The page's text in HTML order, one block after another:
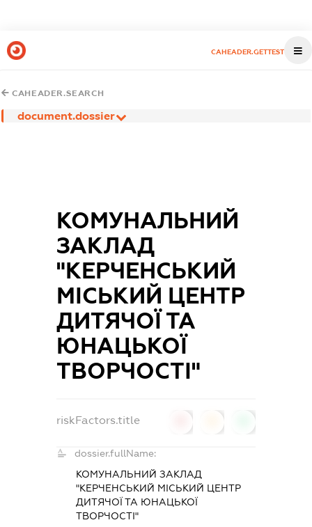
CAHEADER.GETTEST
CAHEADER.SEARCH
document.dossier
КОМУНАЛЬНИЙ
ЗАКЛАД
"КЕРЧЕНСЬКИЙ
МІСЬКИЙ ЦЕНТР
ДИТЯЧОЇ ТА
ЮНАЦЬКОЇ
ТВОРЧОСТІ"
riskFactors.title
dossier.fullName:
КОМУНАЛЬНИЙ ЗАКЛАД
"КЕРЧЕНСЬКИЙ МІСЬКИЙ ЦЕНТР
ДИТЯЧОЇ ТА ЮНАЦЬКОЇ
ТВОРЧОСТІ"